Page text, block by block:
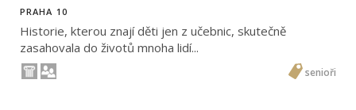
PRAHA 10
Historie, kterou znají děti jen z učebnic, skutečně
zasahovala do životů mnoha lidí...
senioři